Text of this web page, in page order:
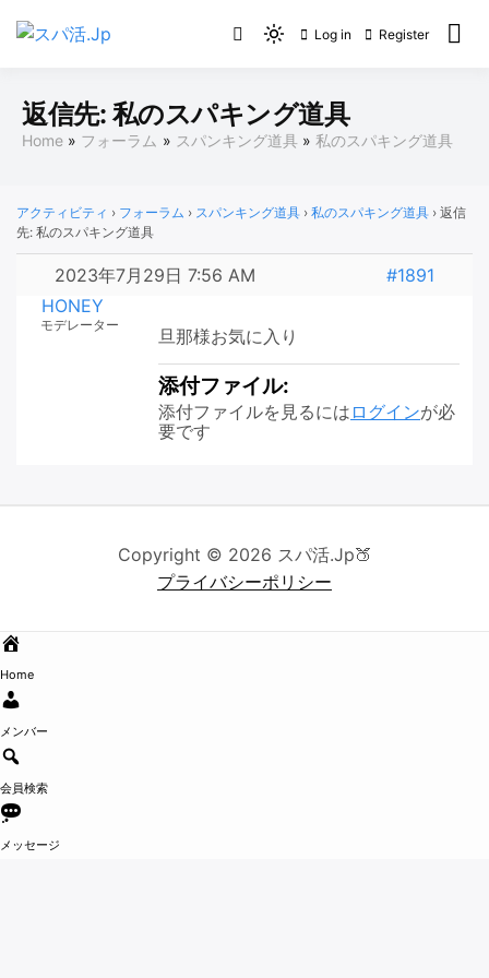
Light
(click
to
switch
dark)
Log in Register
返信先: 私のスパキング道具
Home フォーラム スパンキング道具 私のスパキング道具
アクティビティ › フォーラム › スパンキング道具 › 私のスパキング道具 › 返信
先: 私のスパキング道具
2023年7月29日 7:56 AM
#1891
HONEY
モデレーター
旦那様お気に入り
添付ファイル:
添付ファイルを見るには ログインが必
要です
Copyright © 2026 スパ活.Jp🍑
プライバシーポリシー
Home
メンバー
会員検索
メッセージ